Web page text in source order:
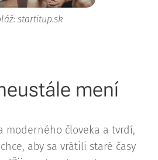
startitup.sk
mení
moderného človeka a tvrdí,
aby sa vrátili staré časy